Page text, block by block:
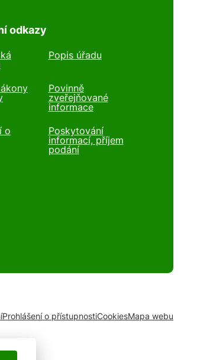
odkazy
Popis úřadu
Povinně
zveřejňované
informace
o
Poskytování
informací, příjem
podání
Prohlášení o přístupnostiCookiesMapa webu